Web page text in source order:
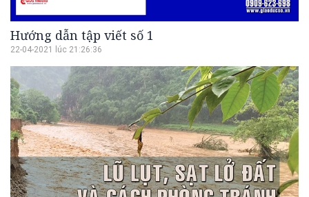
Hướng dẫn tập viết số 1
22-04-2021 lúc 21:26:36